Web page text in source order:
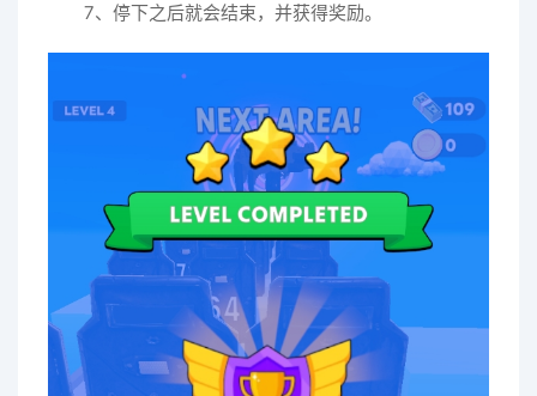
7、停下之后就会结束，并获得奖励。